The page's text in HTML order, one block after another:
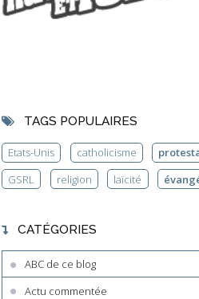
TAGS POPULAIRES
Etats-Unis catholicisme
GSRL
religion laïcité
CATÉGORIES
ABC de ce blog
Actu commentée